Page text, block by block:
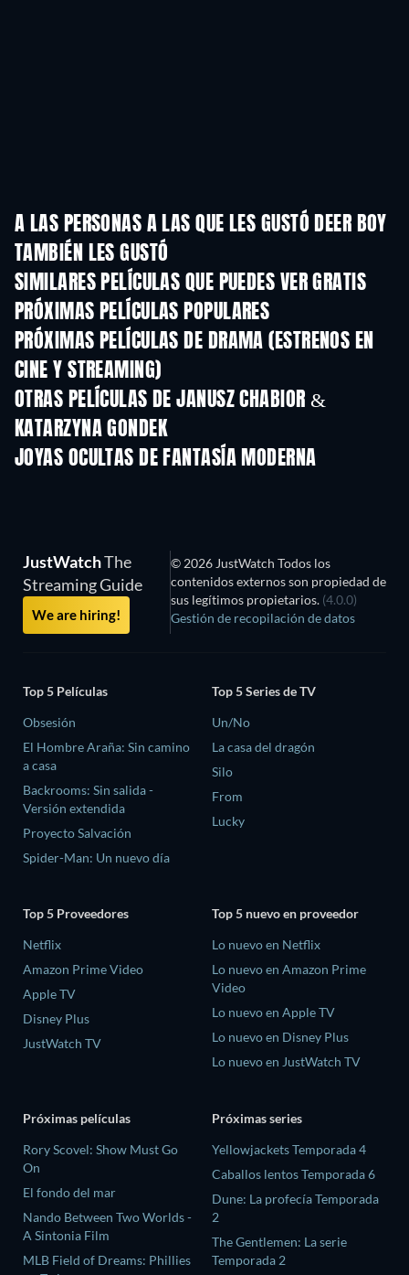
A LAS PERSONAS A LAS QUE LES GUSTÓ DEER BOY
TAMBIÉN LES GUSTÓ
SIMILARES PELÍCULAS QUE PUEDES VER GRATIS
PRÓXIMAS PELÍCULAS POPULARES
PRÓXIMAS PELÍCULAS DE DRAMA (ESTRENOS EN
CINE Y STREAMING)
OTRAS PELÍCULAS DE JANUSZ CHABIOR &
KATARZYNA GONDEK
JOYAS OCULTAS DE FANTASÍA MODERNA
TV
JustWatchThe
Streaming Guide
We are hiring!
© 2026 JustWatch Todos los
contenidos externos son propiedad de
sus legítimos propietarios. (4.0.0)
Gestión de recopilación de datos
Top 5 Películas
Obsesión
El Hombre Araña: Sin camino
a casa
Backrooms: Sin salida -
Versión extendida
Proyecto Salvación
Spider-Man: Un nuevo día
Top 5 Series de TV
Un/No
La casa del dragón
Silo
From
Lucky
Top 5 Proveedores
Netflix
Amazon Prime Video
Apple TV
Disney Plus
JustWatch TV
Top 5 nuevo en proveedor
Lo nuevo en Netflix
Lo nuevo en Amazon Prime
Video
Lo nuevo en Apple TV
Lo nuevo en Disney Plus
Lo nuevo en JustWatch TV
Próximas películas
Rory Scovel: Show Must Go
On
El fondo del mar
Nando Between Two Worlds -
A Sintonia Film
MLB Field of Dreams: Phillies
Próximas series
Yellowjackets Temporada 4
Caballos lentos Temporada 6
Dune: La profecía Temporada
2
The Gentlemen: La serie
Temporada 2